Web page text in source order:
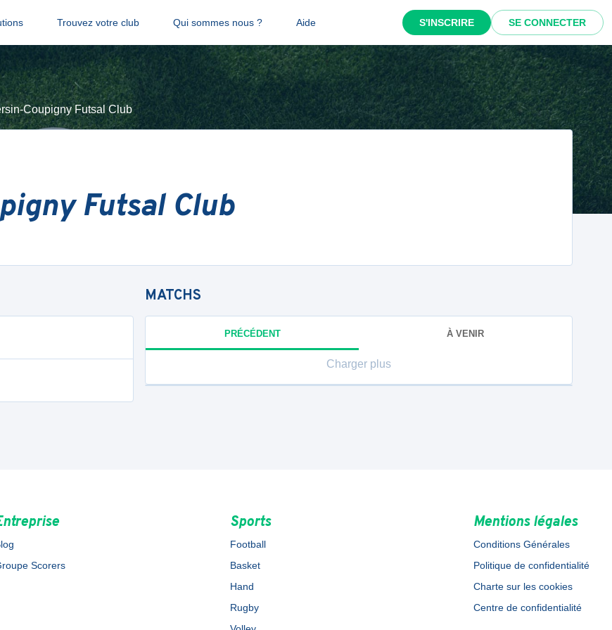
Trouvez votre club Qui sommes nous ? Aide S'INSCRIRE SE CONNECTER
Coupigny Futsal Club
Futsal Club
MATCHS
PRÉCÉDENT À VENIR
Charger plus
Scorers
Sports
Football
Basket
Hand
Rugby
Mentions légales
Conditions Générales
Politique de confidentialité
Charte sur les cookies
Centre de confidentialité